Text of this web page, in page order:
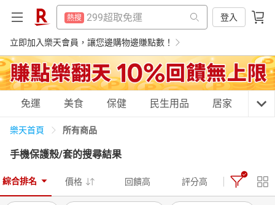
熱搜 299超取免運
熱搜 防颱專區
熱搜 行動電源
熱搜 筆記型電腦
抽7777點
登入
立即加入樂天會員，讓您邊購物邊賺點數！
熱搜 防颱專區
行動電源
熱搜 筆記型電腦
熱搜 床墊
熱搜 電動牙刷
熱搜 電冰箱
熱搜 抽7777點
熱搜 熱門飯店推薦
購物網分類
免運 美食 保健 民生用品 居家 3C
樂天首頁 所有商品
手機保護殼/套的搜尋結果
綜合排名 價格 回饋高 評分高